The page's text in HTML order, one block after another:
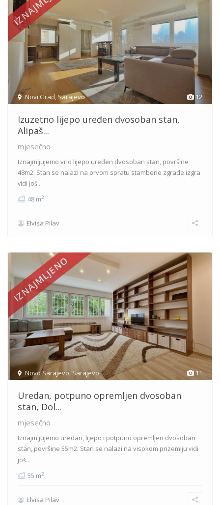
12
Novi Grad,Sarajevo
Izuzetno lijepo uređen dvosoban stan,
Alipaš...
mjesečno
Iznajmljujemo vrlo lijepo uređen dvosoban stan, površine
48m2. Stan se nalazi na prvom spratu stambene zgrade izgra
vidi još..
48 m2
Elvisa Pilav
11
Novo Sarajevo,Sarajevo
IZNAJMLJENO
Uredan, potpuno opremljen dvosoban
stan, Dol...
mjesečno
Iznajmljujemo uredan, lijepo i potpuno opremljen dvosoban
stan, površine 55m2. Stan se nalazi na visokom prizemlju vidi
još..
55 m2
Elvisa Pilav